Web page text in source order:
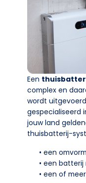
Een
complex en
wordt
gespecialiseerd
jouw land
thuisbatterij-
• een
• een
• een of